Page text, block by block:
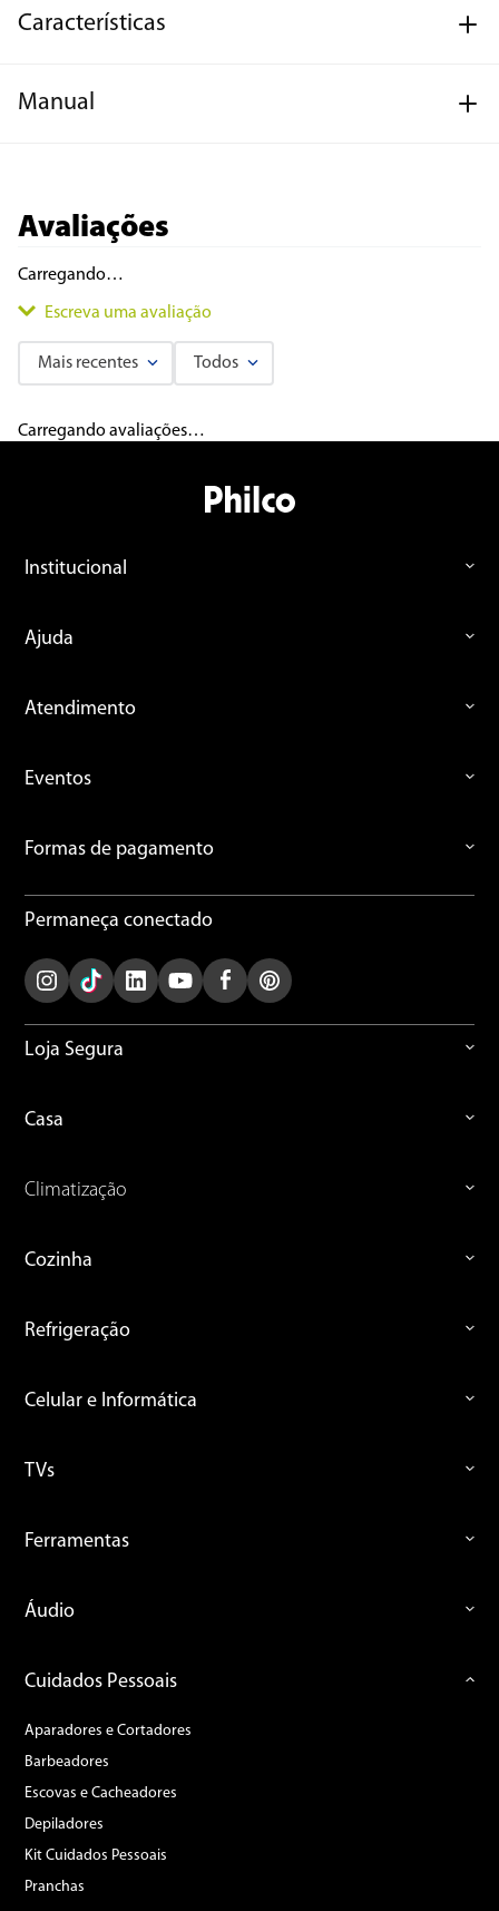
Características
Manual
Avaliações
Carregando…
Escreva uma avaliação
Título
★★★
Endereço de email
Escreva uma avaliação
ENVIAR AVALIAÇÃO
Mais recentes Todos
Carregando avaliações…
Institucional
Ajuda
Atendimento
Eventos
Formas de pagamento
Permaneça conectado
Loja Segura
Casa
Climatização
Cozinha
Refrigeração
Celular e Informática
TVs
Ferramentas
Áudio
Cuidados Pessoais
Aparadores e Cortadores
Barbeadores
Escovas e Cacheadores
Depiladores
Kit Cuidados Pessoais
Pranchas